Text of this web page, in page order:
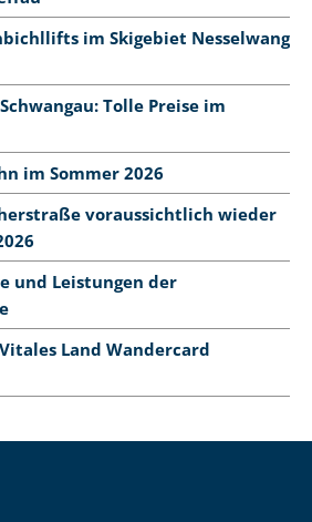
im Skigebiet Nesselwang
Tolle Preise im
im Sommer 2026
voraussichtlich wieder
und Leistungen der
Land Wandercard